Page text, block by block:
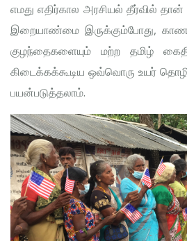
எமது எதிர்கால அரசியல் தீர்வில்
இறையாண்மை இருக்கும்போது,
குழந்தைகளையும் மற்ற தமிழ்
கிடைக்கக்கூடிய ஒவ்வொரு உயர்
பயன்படுத்தலாம்.